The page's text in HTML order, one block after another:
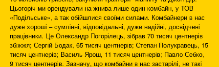
Цьогоріч ми орендували на жнива лише один комбайн, у ТОВ
«Подільське», а так обійшлися своїми силами. Комбайнери в нас
дуже хороші – сумлінні, відповідальні, дуже надійні, досвідчені
працівники. Це Олександр Погорілець, зібрав 70 тисяч центнерів
збіжжя; Сергій Бодак, 65 тисяч центнерів; Степан Полукравець, 15
тисяч центнерів; Василь Ярош, 11 тисяч центнерів; Павло Себко,
9 тисяч центнерів. Зазначу, що комбайни в нас застарілі, не такі